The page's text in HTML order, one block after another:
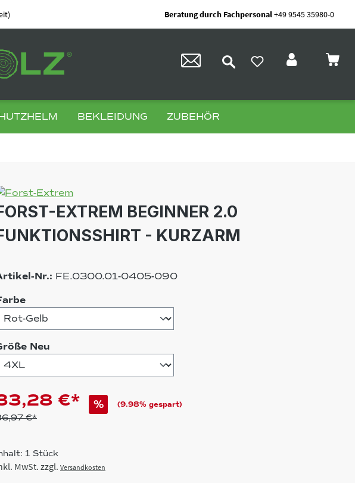
Beratung durch Fachpersonal+49 9545 35980-0
BEKLEIDUNG ZUBEHÖR
EXTREM BEGINNER 2.0
- KURZARM
Nr.: FE.0300.01-0405-090
auswählen
Neu
€*
€*
% (9.98% gespart)
1 Stück
MwSt. zzgl. Versandkosten